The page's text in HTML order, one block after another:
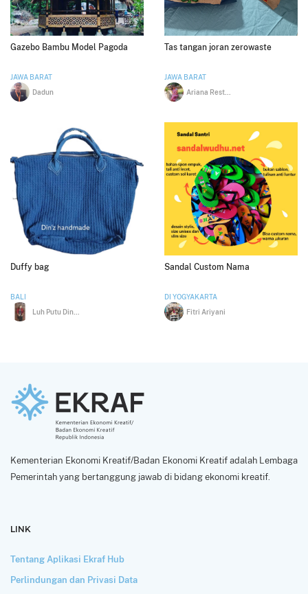
Gazebo Bambu Model Pagoda
JAWA BARAT
Dadun
Tas tangan joran zerowaste
JAWA BARAT
Duffy bag
BALI
Sandal Custom Nama
DI YOGYAKARTA
Fitri Ariyani
Kementerian Ekonomi Kreatif/Badan Ekonomi Kreatif adalah Lembaga
Pemerintah yang bertanggung jawab di bidang ekonomi kreatif.
LINK
Tentang Aplikasi Ekraf Hub
Perlindungan dan Privasi Data